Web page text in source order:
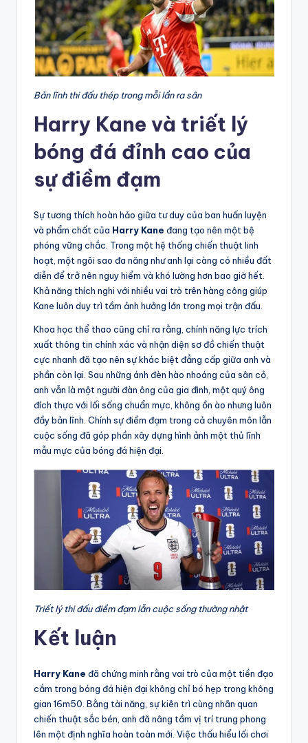
Bản lĩnh thi đấu thép trong mỗi lần ra sân
Harry Kane và triết lý
bóng đá đỉnh cao của
sự điềm đạm
Sự tương thích hoàn hảo giữa tư duy của ban huấn luyện
và phẩm chất của Harry Kane đang tạo nên một bệ
phóng vững chắc. Trong một hệ thống chiến thuật linh
hoạt, một ngôi sao đa năng như anh lại càng có nhiều đất
diễn để trở nên nguy hiểm và khó lường hơn bao giờ hết.
Khả năng thích nghi với nhiều vai trò trên hàng công giúp
Kane luôn duy trì tầm ảnh hưởng lớn trong mọi trận đấu.
Khoa học thể thao cũng chỉ ra rằng, chính năng lực trích
xuất thông tin chính xác và nhận diện sơ đồ chiến thuật
cực nhanh đã tạo nên sự khác biệt đẳng cấp giữa anh và
phần còn lại. Sau những ánh đèn hào nhoáng của sân cỏ,
anh vẫn là một người đàn ông của gia đình, một quý ông
đích thực với lối sống chuẩn mực, không ồn ào nhưng luôn
đầy bản lĩnh. Chính sự điềm đạm trong cả chuyên môn lẫn
cuộc sống đã góp phần xây dựng hình ảnh một thủ lĩnh
mẫu mực của bóng đá hiện đại.
Triết lý thi đấu điềm đạm lẫn cuộc sống thường nhật
Kết luận
Harry Kane đã chứng minh rằng vai trò của một tiền đạo
cắm trong bóng đá hiện đại không chỉ bó hẹp trong không
gian 16m50. Bằng tài năng, sự kiên trì cùng nhãn quan
chiến thuật sắc bén, anh đã nâng tầm vị trí trung phong
lên một định nghĩa hoàn toàn mới. Việc thấu hiểu lối chơi